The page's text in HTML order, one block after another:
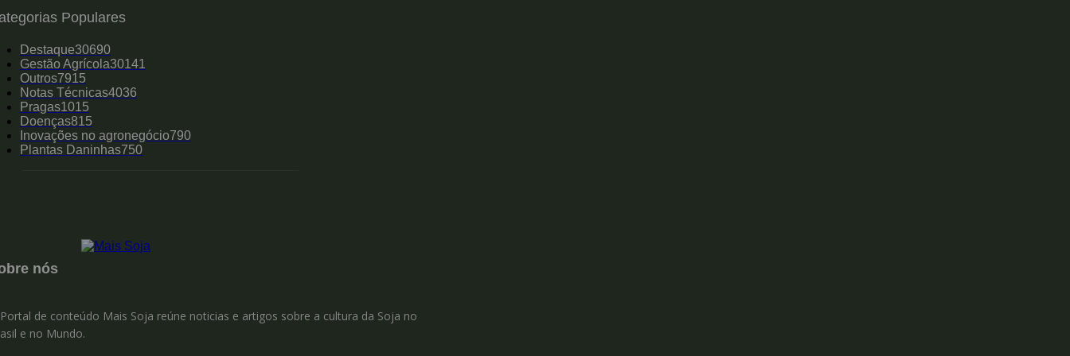
Populares
Destaque30690
Gestão Agrícola30141
Outros7915
Notas Técnicas4036
Pragas1015
Doenças815
Inovações no agronegócio790
Plantas Daninhas750
nós
de conteúdo Mais Soja reúne noticias e artigos sobre a cultura da Soja no
e no Mundo.